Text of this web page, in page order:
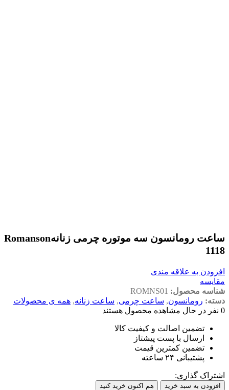
ساعت رومانسون سه موتوره چرمی زنانهRomanson
1118
افزودن به علاقه مندی
مقایسه
شناسه محصول: ROMNS01
دسته: رومانسون, ساعت چرمی, ساعت زنانه, همه ی محصولات
0 نفر در حال مشاهده محصول هستند
تضمین اصالت و کیفیت کالا
ارسال با پست پیشتاز
تضمین کمترین قیمت
پشتیبانی ۲۴ ساعته
اشتراک گذاری:
افزودن به سبد خرید هم اکنون خرید کنید